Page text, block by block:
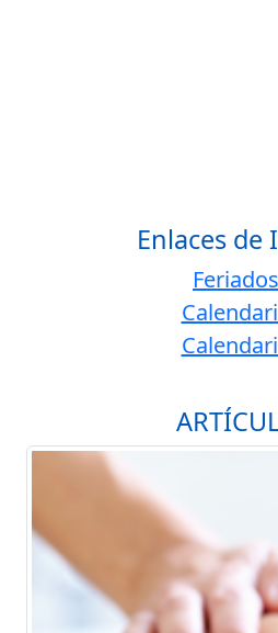
Enlaces de